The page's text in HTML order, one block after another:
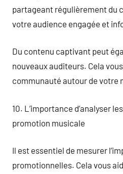
partageant régulièrement du
votre audience engagée et
Du contenu captivant peut
nouveaux auditeurs. Cela
communauté autour de votre
10. L’importance d’analyser
promotion musicale
Il est essentiel de mesurer
promotionnelles. Cela vous